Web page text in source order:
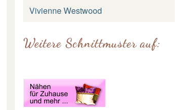
Vivienne Westwood
Weitere Schnittmuster auf: